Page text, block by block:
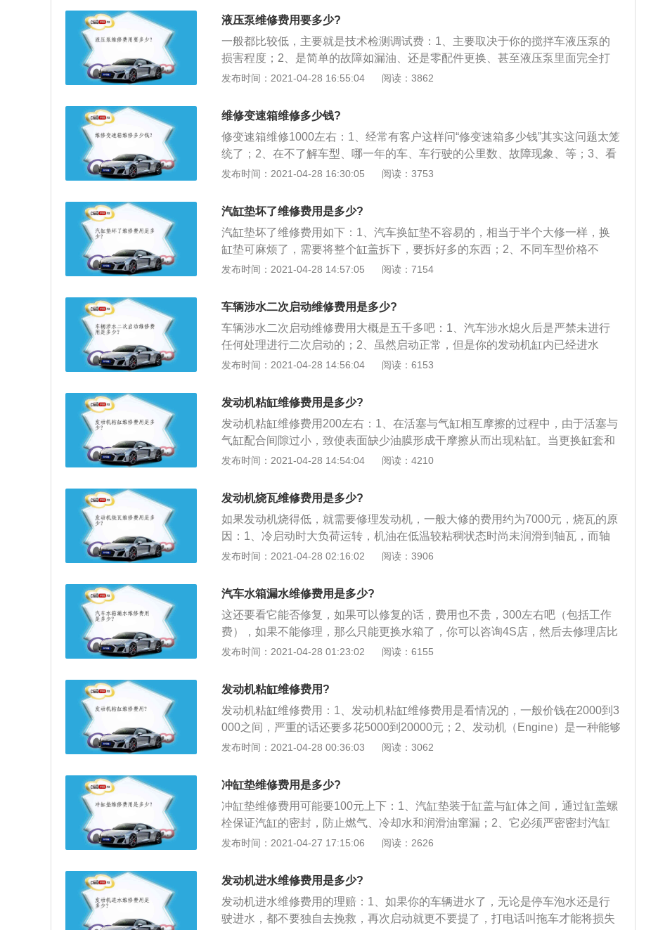
次启动气门/活塞/连杆没什么问题，机油和齿轮油没进水，汽车驾驶室没进水，4
S较多便是救援拖车费+气缸排水检测+换空滤+换火花塞。如果是小店空滤和火花
塞都能烤干再度使用较多要个拖车+气缸排水，估计得好几万块。汽车发动机是
为汽车给予动力的设备，是汽车的核心，影响着汽车的动力性、经济性和环保
性。依据动力由来不一样，汽车发动机可分成柴油发动机、汽油发动机、电动汽
量。发动机排量是发动机各汽缸工作容量的总数，通常用升（L）表明。而汽缸
工作容量则指的是活塞从上止点至下止点所扫过的气体容量，又称作单缸排量，
它在于缸径和活塞行程。发动机排量是十分关键的发动机参数，它比缸径和缸数
排量越大，发动机输出功率越大。
液压泵维修费用要多少?
一般都比较低，主要就是技术检测调试费：1、主要取决于你的搅拌车液压泵的
损害程度；2、是简单的故障如漏油、还是零配件更换、甚至液压泵里面完全打
坏，不同的损害程度维修费用是不一样的；3、具体可以搜索引擎搜索找到维修
发布时间：2021-04-28 16:55:04 阅读：3862
维修变速箱维修多少钱?
修变速箱维修1000左右：1、经常有客户这样问“修变速箱多少钱”其实这问题太笼
统了；2、在不了解车型、哪一年的车、车行驶的公里数、故障现象、等；3、看
什么车子的变速箱便宜的5000块贵的10W的也有。如果找人更换4s店大概是100
发布时间：2021-04-28 16:30:05 阅读：3753
汽缸垫坏了维修费用是多少?
汽缸垫坏了维修费用如下：1、汽车换缸垫不容易的，相当于半个大修一样，换
缸垫可麻烦了，需要将整个缸盖拆下，要拆好多的东西；2、不同车型价格不
同，4s店一般2000左右。换缸垫仅次于大修发动机，即使自己工具全你也换不
右，好车更贵。20w内的车600到800左右就可以搞定了；4、另外各个地区的工
时费用用也不一样。如果只是普通轿车的话，价格在六百元左右。各个地区工时
费不一样。
发布时间：2021-04-28 14:57:05 阅读：7154
车辆涉水二次启动维修费用是多少?
车辆涉水二次启动维修费用大概是五千多吧：1、汽车涉水熄火后是严禁未进行
任何处理进行二次启动的；2、虽然启动正常，但是你的发动机缸内已经进水
了，水是通过排气管倒灌进发动机的，由于发动机有相应的保护系统，才导致你
入发动机缸体内；3、由于二次启动，发动机就算后面处理好了，使用寿命也大
大降低了，出现故障的可能性也很高，可以肯定的是无法恢复成你原来的发动
机。最后的处理结果只有2个，更换发动机或将车卖掉。
发布时间：2021-04-28 14:56:04 阅读：6153
发动机粘缸维修费用是多少?
发动机粘缸维修费用200左右：1、在活塞与气缸相互摩擦的过程中，由于活塞与
气缸配合间隙过小，致使表面缺少油膜形成干摩擦从而出现粘缸。当更换缸套和
活塞时，要选择同一组号的活塞和缸套；2、更换安装前，最好用量缸表和千分
尺，也可用厚薄尺测量；3、测量方法：将厚薄尺片插入气缸与活塞裙部配合间
隙中（在垂直活塞销的安装方向），在抽动厚薄尺片略有阻力且能灵活抽动时为
适宜状态（厚薄尺片的厚度即为缸套与活塞的配合间隙），配合间隙合适，如润
滑良好，将杜绝粘缸事故发生；4、活塞环开口间隙过小，会加快活塞环与气缸
套的磨损，严重时将造成拉缸或卡死，因此在更换活塞环时，一定要使其开口间
发布时间：2021-04-28 14:54:04 阅读：4210
发动机烧瓦维修费用是多少?
如果发动机烧得低，就需要修理发动机，一般大修的费用约为7000元，烧瓦的原
因：1、冷启动时大负荷运转，机油在低温较粘稠状态时尚未润滑到轴瓦，而轴
瓦表面因大负荷已形成瞬时高温，造成金属相互烧熔抱死；2、发动机使用时间
途流失并泄压，轴瓦间供油量不足，形成高温，造成烧熔抱死；3、缺少冷却水
或较长时间高温行驶，机油温度快速上升，失去粘稠度，在轴与瓦表面不能形成
保护油膜，造成较严重的摩擦烧熔抱死；4、机油泵的供油压力减小，机油难以
用标准压力到达指定润滑位置。机油滤网、油道被杂质堵塞，使通往曲轴的机油
受到阻断，机油管路发生泄漏，导致润滑系供应压力下降，造成轴瓦干磨抱死；
机油与汽油混合，破坏了机油成分或稀释了机油，也会造成“烧瓦抱轴“。
发布时间：2021-04-28 02:16:02 阅读：3906
汽车水箱漏水维修费用是多少?
这还要看它能否修复，如果可以修复的话，费用也不贵，300左右吧（包括工作
费），如果不能修理，那么只能更换水箱了，你可以咨询4S店，然后去修理店比
较一下水箱价格。汽车水箱漏水一般是因为水管老化或者破损了，这个要及时更
液冷却，发动机会因温度过高而拉不动气缸或抱瓦了，情况相当危险，所以发动
机就无法启动了；2、水箱漏水会直接由于冷却液不足，而造成发动机温度过
高，会使机油粘度不够，是油膜表面的摩擦，磨损加剧；3、发动机缸筒内压力
过大，工作比较粗糙。各种配合原件，尤其是铝制配合机件会出现因热变形的情
况。
发布时间：2021-04-28 01:23:02 阅读：6155
发动机粘缸维修费用?
发动机粘缸维修费用：1、发动机粘缸维修费用是看情况的，一般价钱在2000到3
000之间，严重的话还要多花5000到20000元；2、发动机（Engine）是一种能够
把其它形式的能转化为机械能的机器，包括如内燃机（往复活塞式发动机）、外
是把化学能转化为机械能。发动机既适用于动力发生装置，也可指包括动力装置
的整个机器（如：汽油发动机、航空发动机）。发动机最早诞生在英国，所以，
发动机的概念也源于英语，它的本义是指那种“产生动力的机械装置”。
发布时间：2021-04-28 00:36:03 阅读：3062
冲缸垫维修费用是多少?
冲缸垫维修费用可能要100元上下：1、汽缸垫装于缸盖与缸体之间，通过缸盖螺
栓保证汽缸的密封，防止燃气、冷却水和润滑油窜漏；2、它必须严密密封汽缸
内所产生的高温高压气体和贯穿缸垫的具有一定压力流速的冷却水与机油，并能
口、护圈及石棉板，导致汽缸漏气，润滑油、冷却水窜漏；3、出现冲蚀汽缸垫
故障时，发动机动力性下降，汽缸压力不足；严重时出现化油器回火，排气管放
炮现象，应立即更换缸垫。
发布时间：2021-04-27 17:15:06 阅读：2626
发动机进水维修费用是多少?
发动机进水维修费用的理赔：1、如果你的车辆进水了，无论是停车泡水还是行
驶进水，都不要独自去挽救，再次启动就更不要提了，打电话叫拖车才能将损失